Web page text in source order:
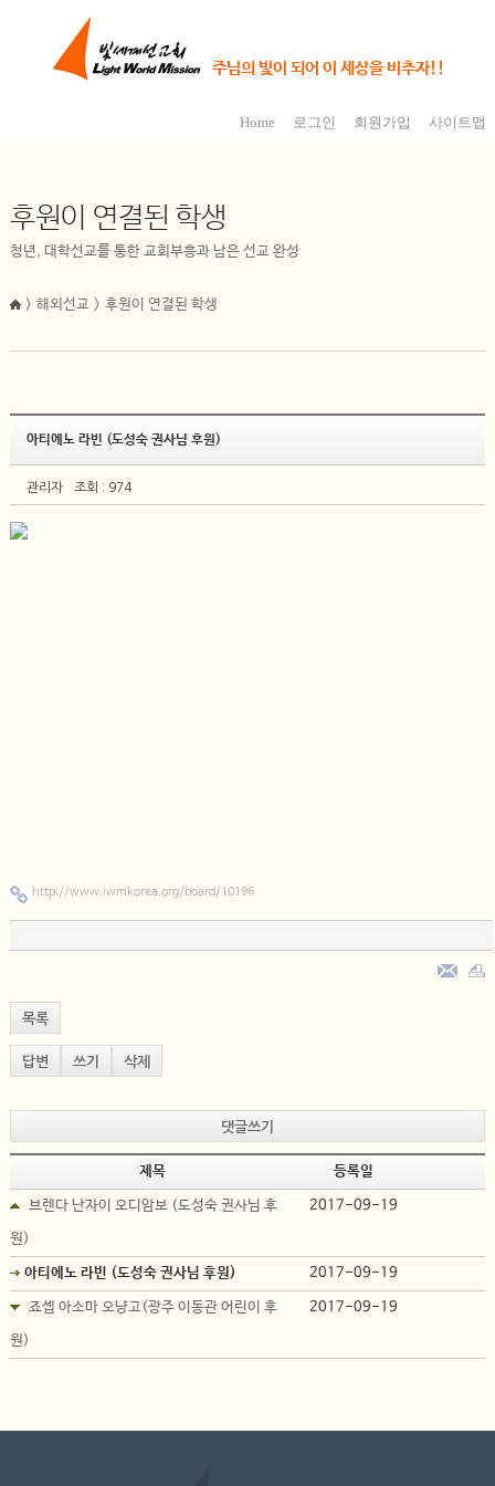
주님의 빛이 되어 이 세상을 비추자!!
Home 로그인 회원가입 사이트맵
후원이 연결된 학생
청년, 대학선교를 통한 교회부흥과 남은 선교 완성
> 해외선교 > 후원이 연결된 학생
아티에노 라빈 (도성숙 권사님 후원)
관리자 조회 : 974
http://www.lwmkorea.org/board/10196
목록
답변 쓰기 삭제
댓글쓰기
제목 등록일
브렌다 난자이 오디암보 (도성숙 권사님 후
원)
2017-09-19
아티에노 라빈 (도성숙 권사님 후원) 2017-09-19
죠셉 아소마 오냥고(광주 이동관 어린이 후
원)
2017-09-19